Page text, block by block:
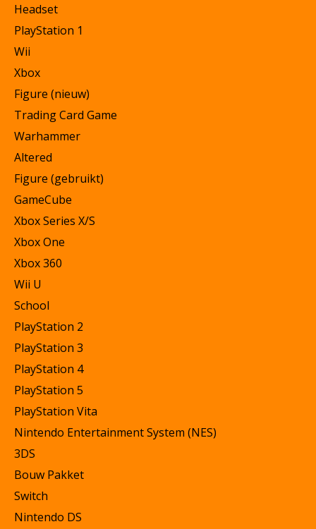
Headset
PlayStation 1
Wii
Xbox
Figure (nieuw)
Trading Card Game
Warhammer
Altered
Figure (gebruikt)
GameCube
Xbox Series X/S
Xbox One
Xbox 360
Wii U
School
PlayStation 2
PlayStation 3
PlayStation 4
PlayStation 5
PlayStation Vita
Nintendo Entertainment System (NES)
3DS
Bouw Pakket
Switch
Nintendo DS